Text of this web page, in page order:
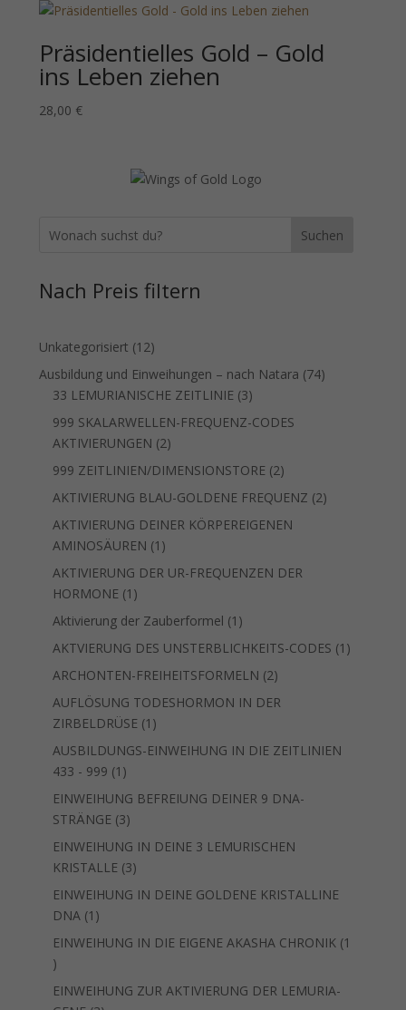
Präsidentielles Gold – Gold
ins Leben ziehen
28,00 €
Suchen
Nach Preis filtern
Unkategorisiert 1212
Produkte
Ausbildung und Einweihungen – nach Natara 7474
33 LEMURIANISCHE ZEITLINIE 33
Produkte
999 SKALARWELLEN-FREQUENZ-CODES
AKTIVIERUNGEN 22
Produkte
999 ZEITLINIEN/DIMENSIONSTORE 22
Produkte
AKTIVIERUNG BLAU-GOLDENE FREQUENZ 22
AKTIVIERUNG DEINER KÖRPEREIGENEN
AMINOSÄUREN 1 1
Produkt
AKTIVIERUNG DER UR-FREQUENZEN DER
HORMONE 1 1
Produkt
Aktivierung der Zauberformel 1 1
Produkt
AKTVIERUNG DES UNSTERBLICHKEITS-CODES 1 1
ARCHONTEN-FREIHEITSFORMELN 22
Produkte
AUFLÖSUNG TODESHORMON IN DER
ZIRBELDRÜSE 1 1
Produkt
AUSBILDUNGS-EINWEIHUNG IN DIE ZEITLINIEN
433 - 999 1 1
Produkt
EINWEIHUNG BEFREIUNG DEINER 9 DNA-
STRÄNGE 33
Produkte
EINWEIHUNG IN DEINE 3 LEMURISCHEN
KRISTALLE 33
Produkte
EINWEIHUNG IN DEINE GOLDENE KRISTALLINE
DNA 1 1
Produkt
EINWEIHUNG IN DIE EIGENE AKASHA CHRONIK 1
1
Produkt
EINWEIHUNG ZUR AKTIVIERUNG DER LEMURIA-